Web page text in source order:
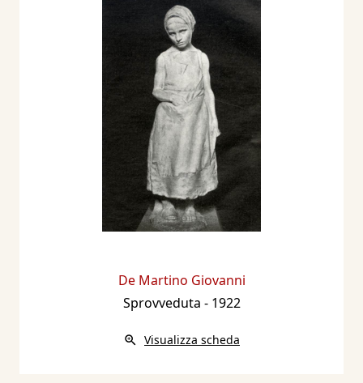
De Martino Giovanni
Sprovveduta - 1922
Visualizza scheda